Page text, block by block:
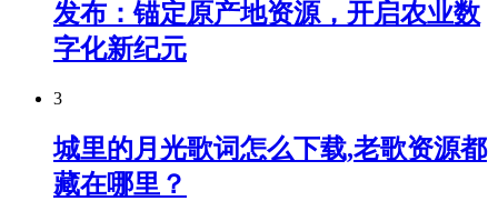
发布：锚定原产地资源，开启农业数
字化新纪元
3
城里的月光歌词怎么下载,老歌资源都
藏在哪里？